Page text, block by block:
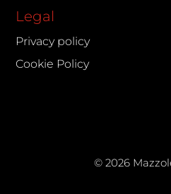
Legal
Privacy policy
Cookie Policy
© 2026